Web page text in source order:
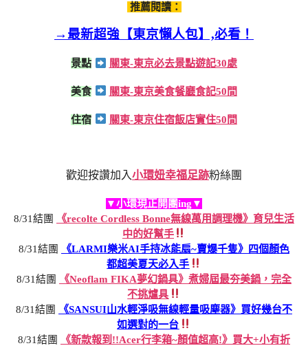
推薦閱讀：
→最新超強【東京懶人包】,必看！
景點 關東-東京必去景點遊記30處
美食 關東-東京美食餐廳食記50間
住宿 關東-東京住宿飯店實住50間
歡迎按讚加入小環妞幸福足跡粉絲團
▼小環現正開團ing▼
8/31結團
《recolte Cordless Bonne無線萬用調理機》育兒生活
中的好幫手
8/31結團
《LARMI樂米AI手持冰能扇~賣爆千隻》四個顏色
都超美夏天必入手
8/31結團
《Neoflam FIKA夢幻鍋具》煮婦屆最夯美鍋，完全
不挑爐具
8/31結團
《SANSUI山水輕淨吸無線輕量吸塵器》買好幾台不
如選對的一台
8/31結團
《新款報到!!Acer行李箱~顏值超高!》買大+小有折